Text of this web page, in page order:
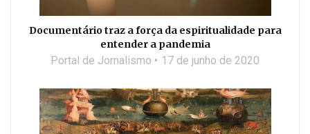
Documentário traz a força da espiritualidade para
entender a pandemia
Portal de Jornalismo 17 de junho de 2020